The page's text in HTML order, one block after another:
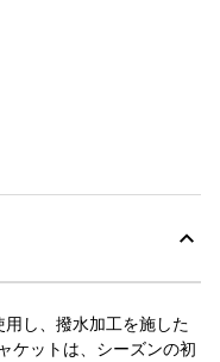
し、撥水加工を施した
ケットは、シーズンの初